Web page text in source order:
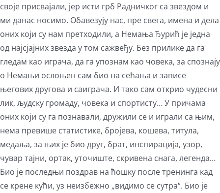
своје присвајали, јер исти грб Радничког са звездом и
ми данас носимо. Обавезују нас, пре свега, имена и дела
оних који су нам претходили, а Немања Ђурић је једна
од најсјајних звезда у том сажвеђу. Без прилике да га
гледам као играча, да га упознам као човека, за спознају
о Немањи ослоњен сам био на сећања и записе
његових другова и саиграча. И тако сам открио чудесни
лик, људску громаду, човека и спортисту… У причама
оних који су га познавали, дружили се и играли са њим,
нема превише статистике, бројева, кошева, титула,
медаља, за њих је био друг, брат, инспирација, узор,
чувар тајни, ортак, уточиште, скривена снага, легенда…
Био је последњи поздрав на ћошку после тренинга кад
се крене кући, уз неизбежно „видимо се сутра“. Био је